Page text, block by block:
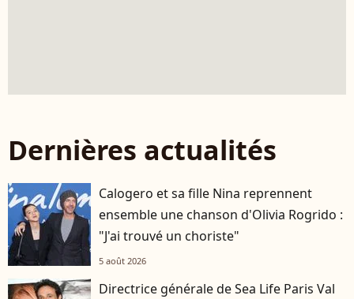
Dernières actualités
Calogero et sa fille Nina reprennent
ensemble une chanson d'Olivia Rogrido :
"J'ai trouvé un choriste"
5 août 2026
Directrice générale de Sea Life Paris Val